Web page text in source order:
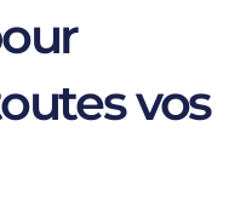
vos